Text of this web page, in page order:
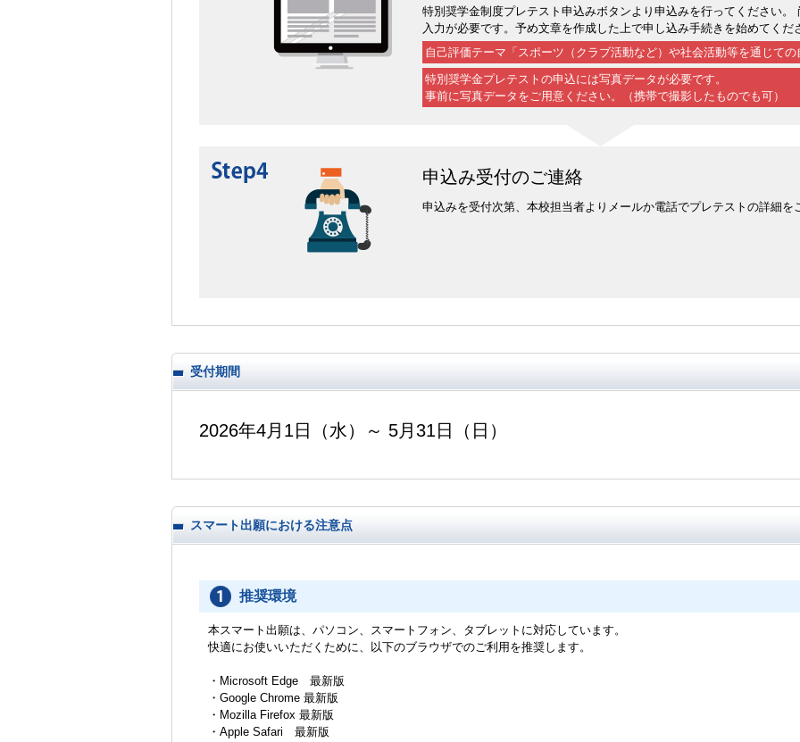
特別奨学金制度プレテスト申込みボタンより申込みを行ってください
入力が必要です。予め文章を作成した上で申し込み手続きを始めてくだ
自己評価テーマ「スポーツ（クラブ活動など）や社会活動等を通じて
特別奨学金プレテストの申込には写真データが必要です。
事前に写真データをご用意ください。（携帯で撮影したものでも可）
申込み受付のご連絡
申込みを受付次第、本校担当者よりメールか電話でプレテストの詳細を
受付期間
2026年4月1日（水）～ 5月31日（日）
スマート出願における注意点
推奨環境
本スマート出願は、パソコン、スマートフォン、タブレットに対応しています。
快適にお使いいただくために、以下のブラウザでのご利用を推奨します。
・Microsoft Edge 最新版
・Google Chrome 最新版
・Mozilla Firefox 最新版
・Apple Safari 最新版